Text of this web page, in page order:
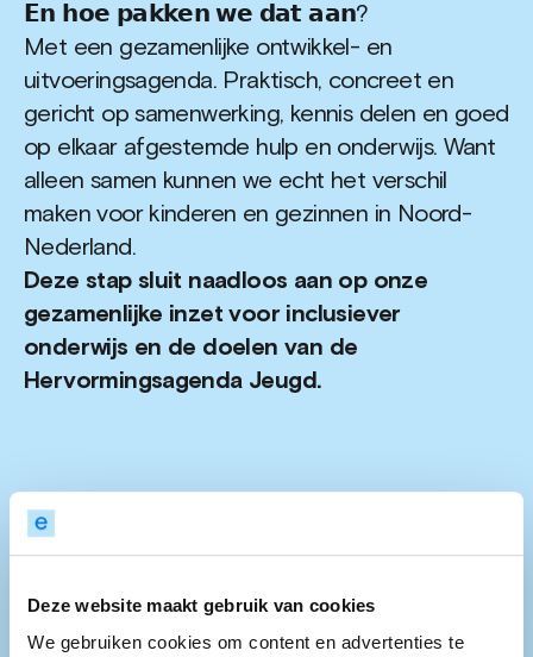
Deze website maakt gebruik van cookies
We gebruiken cookies om content en advertenties te
𝗘𝗻 𝗵𝗼𝗲 𝗽𝗮𝗸𝗸𝗲𝗻 𝘄𝗲 𝗱𝗮𝘁 𝗮𝗮𝗻?
Met een gezamenlijke ontwikkel- en
uitvoeringsagenda. Praktisch, concreet en
gericht op samenwerking, kennis delen en goed
op elkaar afgestemde hulp en onderwijs. Want
alleen samen kunnen we echt het verschil
maken voor kinderen en gezinnen in Noord-
Nederland.
Deze stap sluit naadloos aan op onze
gezamenlijke inzet voor inclusiever
onderwijs en de doelen van de
Hervormingsagenda Jeugd.
Meer nieuws